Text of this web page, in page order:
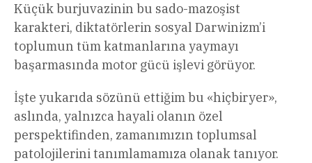
Küçük burjuvazinin bu sado-mazoşist
karakteri, diktatörlerin sosyal Darwinizm’i
toplumun tüm katmanlarına yaymayı
başarmasında motor gücü işlevi görüyor.
İşte yukarıda sözünü ettiğim bu «hiçbiryer»,
aslında, yalnızca hayali olanın özel
perspektifinden, zamanımızın toplumsal
patolojilerini tanımlamamıza olanak tanıyor.